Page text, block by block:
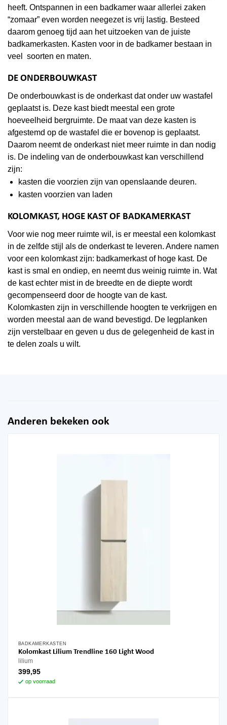
heeft. Ontspannen in een badkamer waar allerlei zaken
“zomaar” even worden neegezet is vrij lastig. Besteed
daarom genoeg tijd aan het uitzoeken van de juiste
badkamerkasten. Kasten voor in de badkamer bestaan in
veel soorten en maten.
DE ONDERBOUWKAST
De onderbouwkast is de onderkast dat onder uw wastafel
geplaatst is. Deze kast biedt meestal een grote
hoeveelheid bergruimte. De maat van deze kasten is
afgestemd op de wastafel die er bovenop is geplaatst.
Daarom neemt de onderkast niet meer ruimte in dan nodig
is. De indeling van de onderbouwkast kan verschillend
zijn:
kasten die voorzien zijn van openslaande deuren.
kasten voorzien van laden
KOLOMKAST, HOGE KAST OF BADKAMERKAST
Voor wie nog meer ruimte wil, is er meestal een kolomkast
in de zelfde stijl als de onderkast te leveren. Andere namen
voor een kolomkast zijn: badkamerkast of hoge kast. De
kast is smal en ondiep, en neemt dus weinig ruimte in. Wat
de kast echter mist in de breedte en de diepte wordt
gecompenseerd door de hoogte van de kast.
Kolomkasten zijn in verschillende hoogten te verkrijgen en
worden meestal aan de wand bevestigd. De legplanken
zijn verstelbaar en geven u dus de gelegenheid de kast in
te delen zoals u wilt.
Anderen bekeken ook
BADKAMERKASTEN
Kolomkast Lilium Trendline 160 Light Wood
lilium
399,95
op voorraad